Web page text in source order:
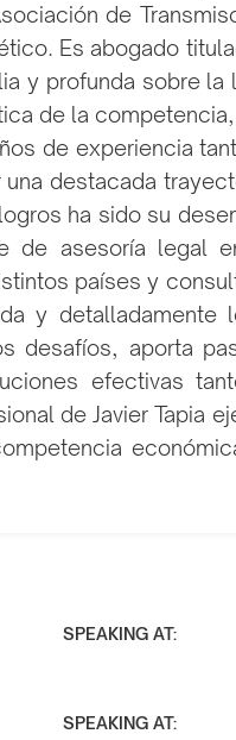
de
Es abogado
y profunda sobre
de la
de experiencia
destacada
ha sido su
de asesoría legal
países y
y
desafíos, aporta
efectivas
de Javier Tapia
SPEAKING AT:
SPEAKING AT: